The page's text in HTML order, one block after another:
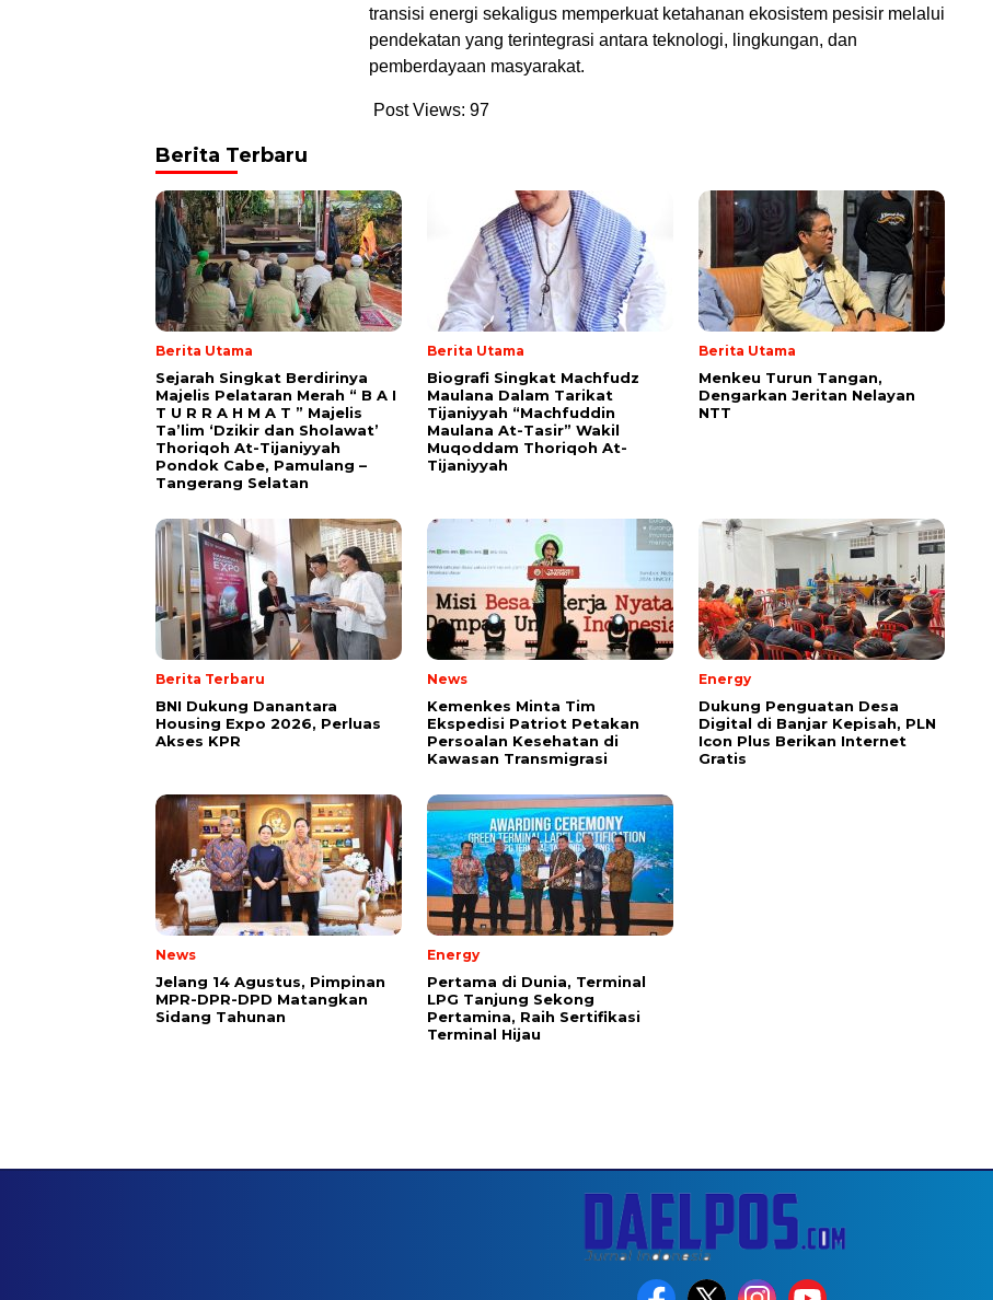
transisi energi sekaligus memperkuat ketahanan ekosistem pesisir melalui
pendekatan yang terintegrasi antara teknologi, lingkungan, dan
pemberdayaan masyarakat.
Post Views: 97
Berita Terbaru
Berita Utama
Sejarah Singkat Berdirinya
Majelis Pelataran Merah “ B A I
T U R R A H M A T ” Majelis
Ta’lim ‘Dzikir dan Sholawat’
Thoriqoh At-Tijaniyyah
Pondok Cabe, Pamulang –
Tangerang Selatan
Berita Utama
Biografi Singkat Machfudz
Maulana Dalam Tarikat
Tijaniyyah “Machfuddin
Maulana At-Tasir” Wakil
Muqoddam Thoriqoh At-
Tijaniyyah
Berita Utama
Menkeu Turun Tangan,
Dengarkan Jeritan Nelayan
NTT
Berita Terbaru
BNI Dukung Danantara
Housing Expo 2026, Perluas
Akses KPR
News
Kemenkes Minta Tim
Ekspedisi Patriot Petakan
Persoalan Kesehatan di
Kawasan Transmigrasi
Energy
Dukung Penguatan Desa
Digital di Banjar Kepisah, PLN
Icon Plus Berikan Internet
Gratis
News
Jelang 14 Agustus, Pimpinan
MPR-DPR-DPD Matangkan
Sidang Tahunan
Energy
Pertama di Dunia, Terminal
LPG Tanjung Sekong
Pertamina, Raih Sertifikasi
Terminal Hijau